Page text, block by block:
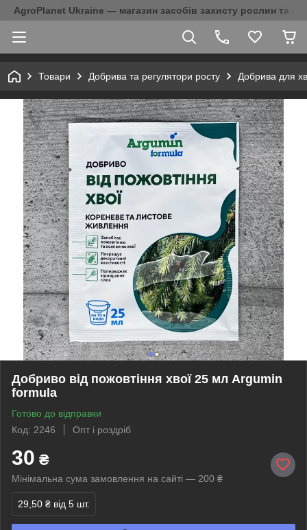
AgroPlanet Ukraine — магазин засобів захисту рослин та
Товари Добрива та регулятори росту Добрива для
Добриво від пожовтіння хвої 25 мл Argumin
formula
Готово до відправки
Код: 2246
Опт і роздріб
30 ₴
Мінімальна сума замовлення на сайті — 200 ₴
29,50 ₴ від 5 шт.